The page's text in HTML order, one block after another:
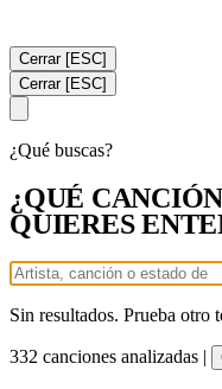
Cerrar [ESC]
Cerrar [ESC]
¿Qué buscas?
¿QUÉ CANCIÓN
QUIERES
Sin resultados. Prueba otro
332 canciones analizadas |